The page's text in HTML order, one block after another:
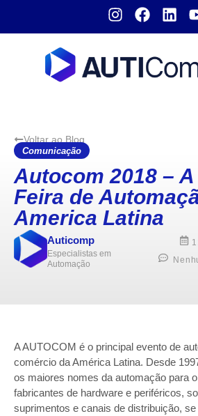
Voltar ao Blog
Comunicação
Autocom 2018 –
Feira de
America Latina
Auticomp
Especialistas em
Automação
A AUTOCOM é o principal evento de
comércio da América Latina. Desde
os maiores nomes da automação para
fabricantes de hardware e periféricos,
suprimentos e canais de distribuição,